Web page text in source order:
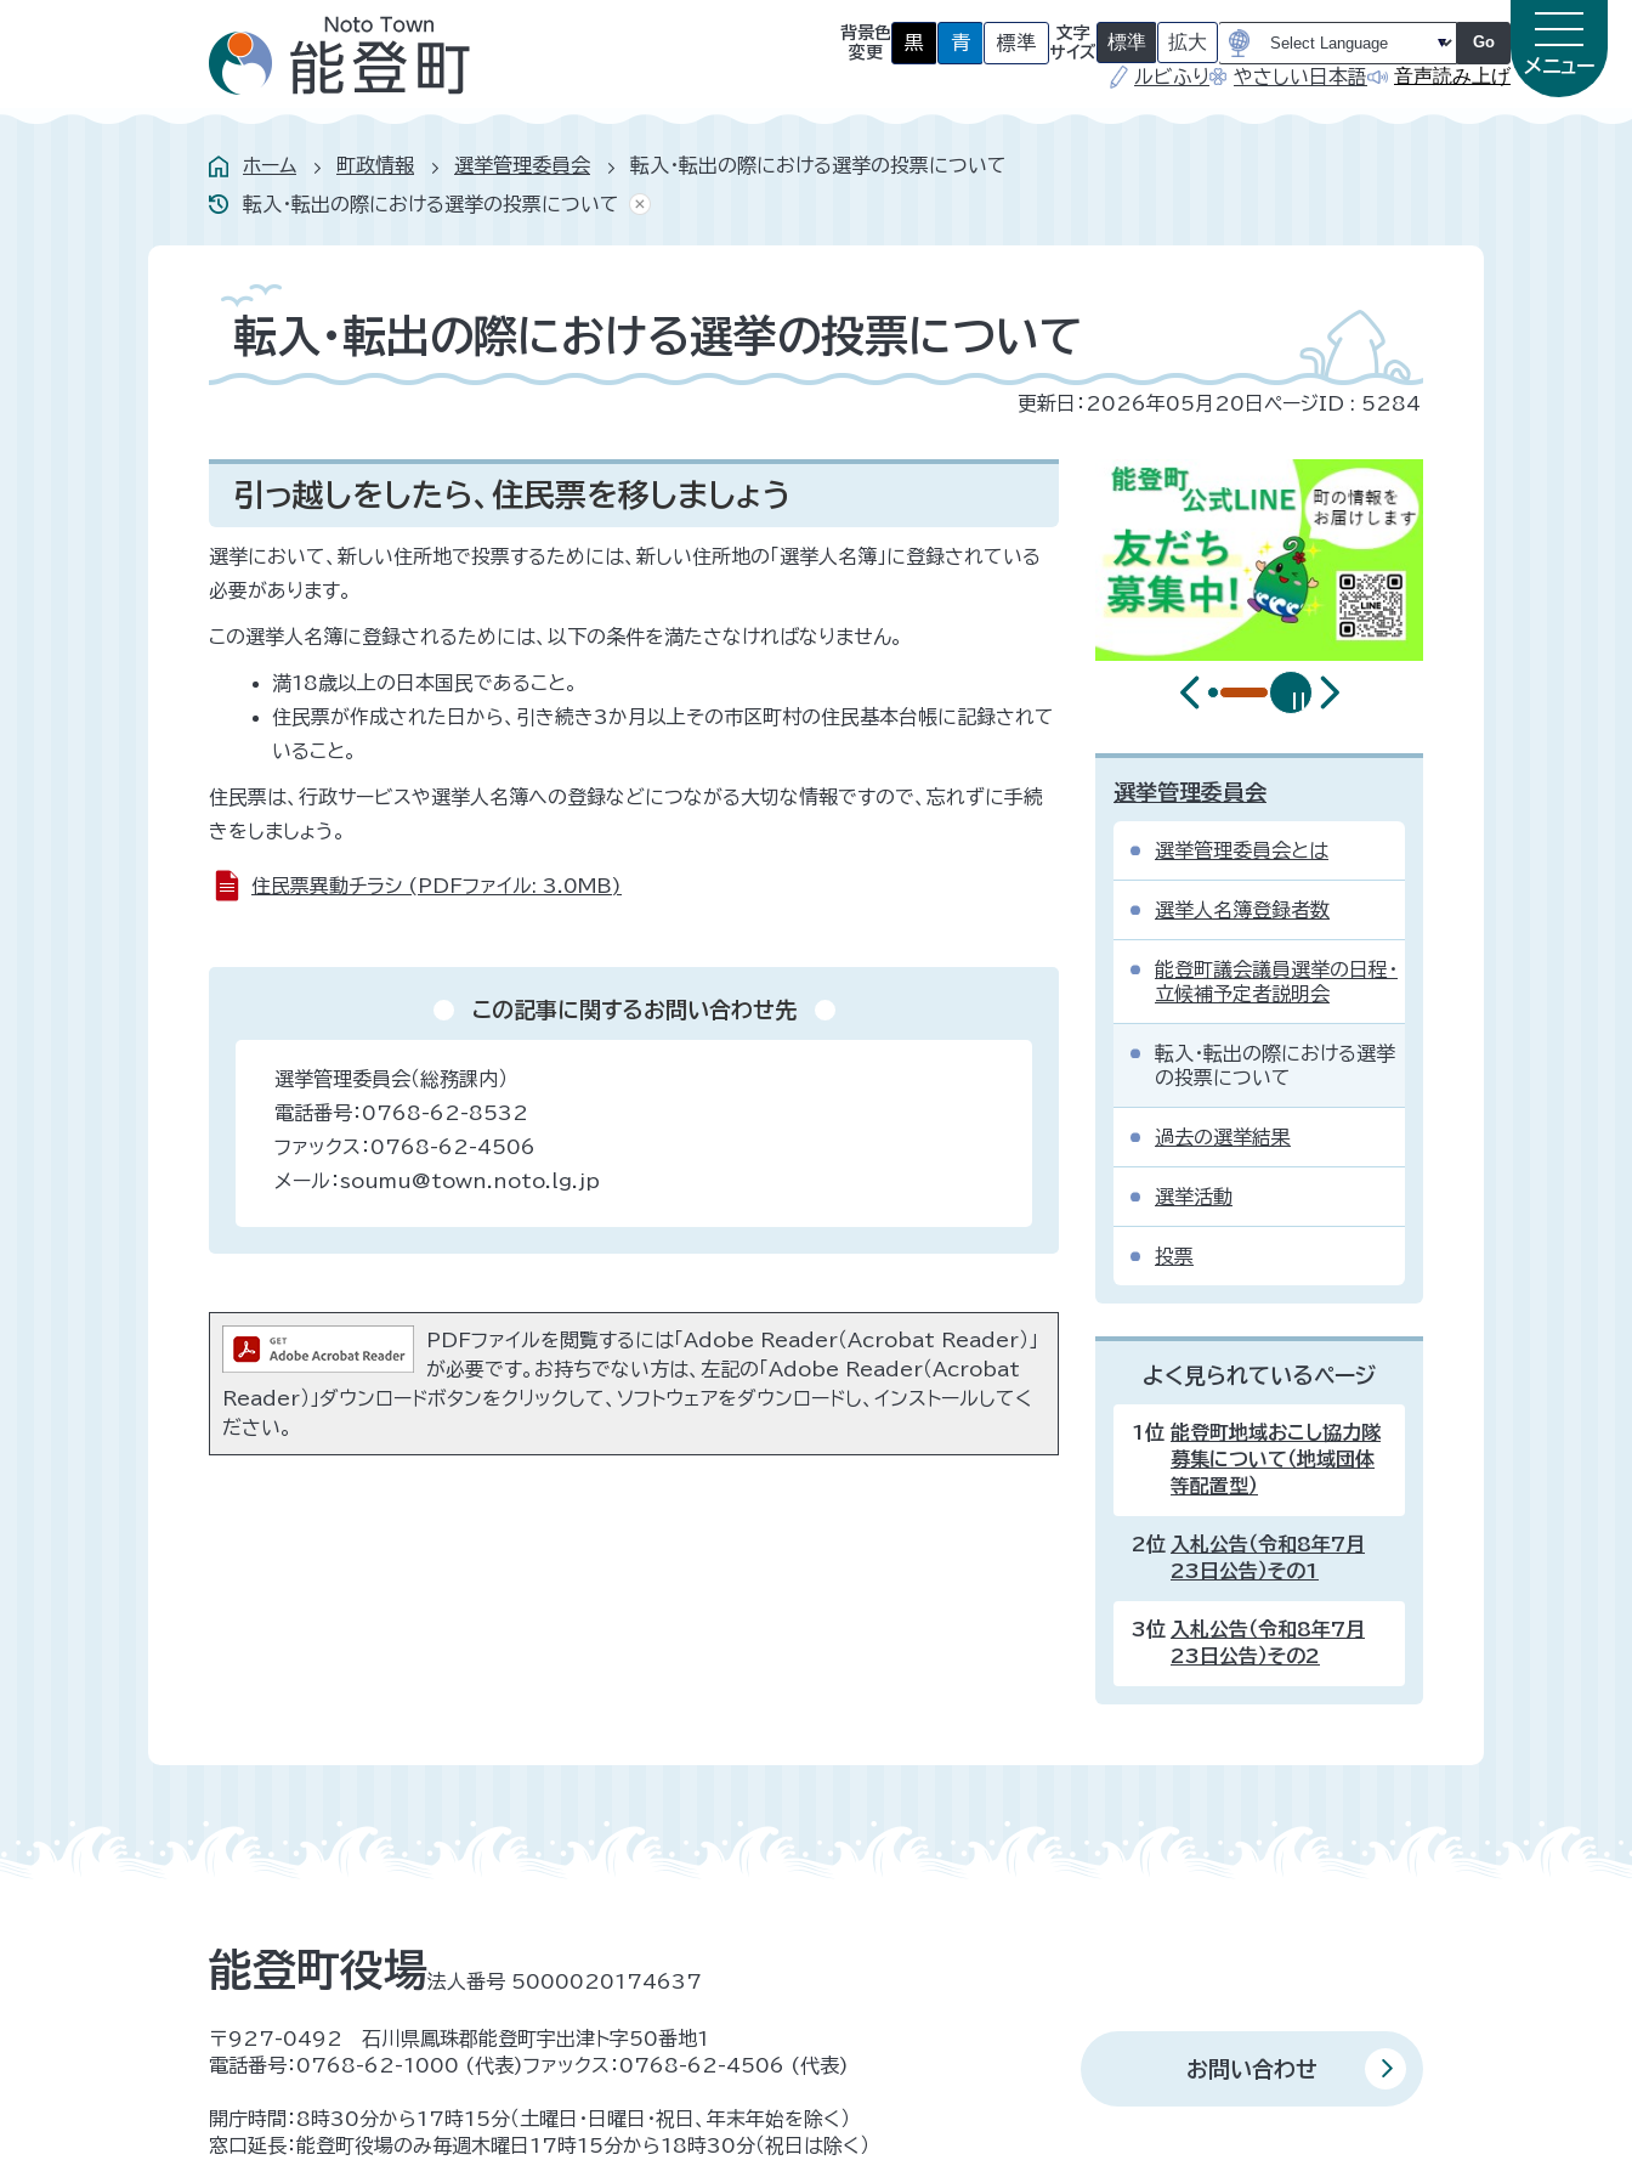
背景色
変更
黒
背
景
に
青
背
景
青
に
標準
背
景
文字
サイズ
標準
（
期
拡大
（
期
Go
ルビふり やさしい日本語 音声読み上げ メニュー
ホーム 町政情報 選挙管理委員会
転入・転出の際における選挙の投票について
転入・転出の際における選挙の投票について
転入・転出の際における選挙の投票について
更新日：2026年05月20日 ページID : 5284
引っ越しをしたら、住民票を移しましょう
選挙において、新しい住所地で投票するためには、新しい住所地の「選挙人名簿」に登録されている
必要があります。
この選挙人名簿に登録されるためには、以下の条件を満たさなければなりません。
満18歳以上の日本国民であること。
住民票が作成された日から、引き続き3か月以上その市区町村の住民基本台帳に記録されて
いること。
住民票は、行政サービスや選挙人名簿への登録などにつながる大切な情報ですので、忘れずに手続
きをしましょう。
住民票異動チラシ (PDFファイル: 3.0MB)
この記事に関するお問い合わせ先
選挙管理委員会（総務課内）
電話番号：0768-62-8532
ファックス：0768-62-4506
メール：soumu@town.noto.lg.jp
PDFファイルを閲覧するには「Adobe Reader（Acrobat Reader）」
が必要です。お持ちでない方は、左記の「Adobe Reader（Acrobat
Reader）」ダウンロードボタンをクリックして、ソフトウェアをダウンロードし、インストールしてく
ださい。
選挙管理委員会
選挙管理委員会とは
選挙人名簿登録者数
能登町議会議員選挙の日程・
立候補予定者説明会
転入・転出の際における選挙
の投票について
過去の選挙結果
選挙活動
投票
よく見られているページ
1位 能登町地域おこし協力隊
募集について（地域団体
等配置型）
2位 入札公告（令和8年7月
23日公告）その1
3位 入札公告（令和8年7月
23日公告）その2
能登町役場法人番号 5000020174637
〒927-0492 石川県鳳珠郡能登町宇出津ト字50番地1
電話番号： 0768-62-1000 (代表)ファックス： 0768-62-4506 (代表)
開庁時間：8時30分から17時15分（土曜日・日曜日・祝日、年末年始を除く）
窓口延長：能登町役場のみ毎週木曜日17時15分から18時30分（祝日は除く）
お問い合わせ